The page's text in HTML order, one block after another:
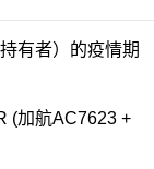
有者）的疫情期
(加航AC7623 +